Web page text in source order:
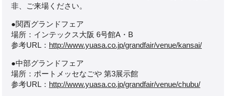
非、ご来場ください。
●関西グランドフェア
場所：インテックス大阪 6号館A・B
参考URL： http://www.yuasa.co.jp/grandfair/venue/kansai/
●中部グランドフェア
場所：ポートメッセなごや 第3展示館
参考URL： http://www.yuasa.co.jp/grandfair/venue/chubu/